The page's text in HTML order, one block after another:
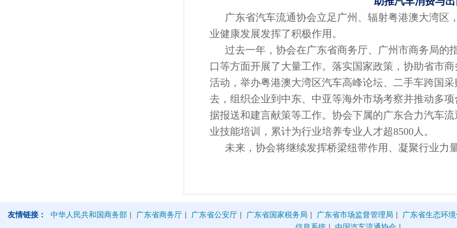
广东省汽车流通协会立足广州、辐射粤港澳大湾区
业健康发展发挥了积极作用。
过去一年，协会在广东省商务厅、广州市商务局的
口等方面开展了大量工作。落实国家政策，协助省市
活动，举办粤港澳大湾区汽车高峰论坛、二手车跨国
去，组织企业到中东、中亚等海外市场考察并推动多
据报送和建言献策等工作。协会下属的广东合力汽车
业技能培训，累计为行业培养专业人才超8500人。
未来，协会将继续发挥桥梁纽带作用、凝聚行业力
友情链接： 中华人民共和国商务部 | 广东省商务厅 | 广东省公安厅 | 广东省国家税务局 | 广东省市场监督管理局 |
广东省生态环